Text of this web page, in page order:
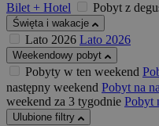
Bilet + Hotel
Pobyt z
Święta i wakacje
Lato 2026 Lato 2026
Weekendowy pobyt
Pobyty w ten weekend
następny weekend Pobyt na
weekend za 3 tygodnie Pobyt
Ulubione filtry